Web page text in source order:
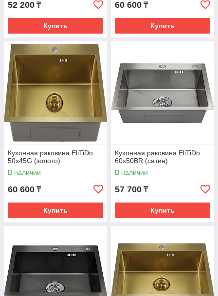
52 200 ₸
Купить
60 600 ₸
Купить
Кухонная раковина EliTiDo
50x45G (золото)
В наличии
60 600 ₸
Купить
Кухонная раковина EliTiDo
60x50BR (сатин)
В наличии
57 700 ₸
Купить